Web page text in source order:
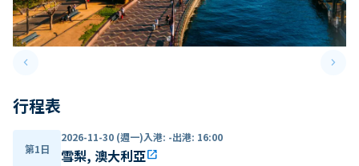
keyboard_arrow_leftPrevious slide keyboard_arrow_right
行程表
第1日
2026-11-30 (週一)入港: -出港: 16:00
雪梨, 澳大利亞open_in_new